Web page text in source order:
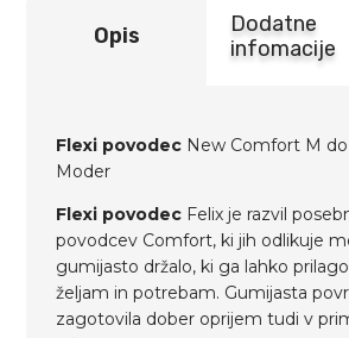
Opis
Dodatne
infomacije
Flexi povodec New Comfort M do
Moder
Flexi povodec Felix je razvil
povodcev Comfort, ki jih odlikuje
gumijasto držalo, ki ga lahko
željam in potrebam. Gumijasta
zagotovila dober oprijem tudi v